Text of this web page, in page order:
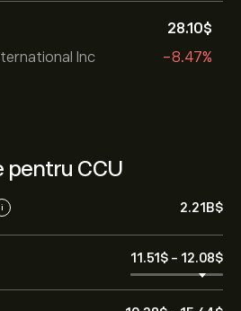
Inc
28.10‎$‎
-8.47%
pentru CCU
i 2.21B‎$‎
11.51‎$‎ - 12.08‎$‎